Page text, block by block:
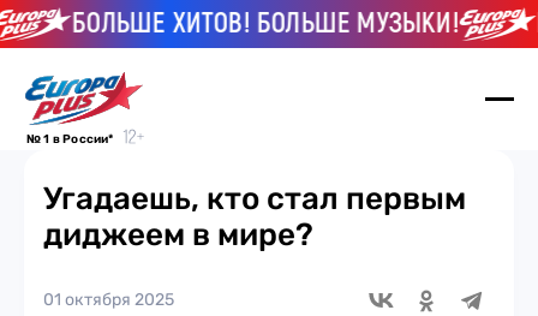
БОЛЬШЕ ХИТОВ! БОЛЬШЕ МУЗЫКИ!
№ 1 в России*
Угадаешь, кто стал первым
диджеем в мире?
01 октября 2025